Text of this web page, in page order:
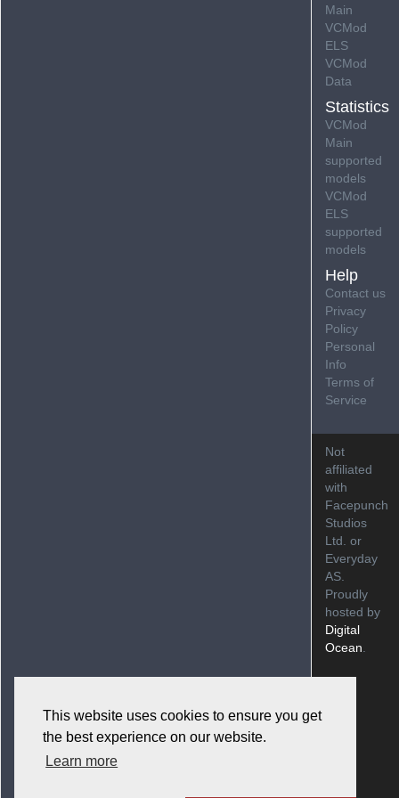
This website uses cookies to ensure you get
the best experience on our website.
Learn more
Main
VCMod
ELS
VCMod
Data
Statistics
VCMod
Main
supported
models
VCMod
ELS
supported
models
Help
Contact us
Privacy
Policy
Personal
Info
Terms of
Service
Not
affiliated
with
Facepunch
Studios
Ltd. or
Everyday
AS.
Proudly
hosted by
Digital
Ocean